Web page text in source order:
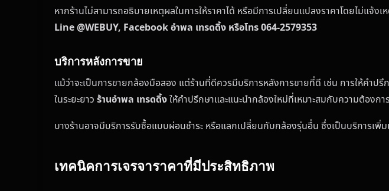
หากร้านไม่สามารถอธิบายเหตุผลในการให้ราคาได้ หรือมีการเปลี่ยนแปลงราคาโดยไม่แจ้
Line @WEBUY, Facebook อำพล เทรดดิ้ง หรือโทร 064-2579353
บริการหลังการขาย
แม้ว่าจะเป็นการขายกล้องมือสอง แต่ร้านที่ดีควรมีบริการหลังการขายที่ดี เช่น การให้คำ
ในระยะยาว ร้านอำพล เทรดดิ้งให้คำปรึกษาและแนะนำกล้องใหม่ที่เหมาะสมกับความต้องก
บางร้านอาจมีบริการรับซื้อแบบผ่อนชำระ หรือแลกเปลี่ยนกับกล้องรุ่นอื่น ซึ่งเป็นบริการเ
เทคนิคการเจรจาราคาที่มีประสิทธิภาพ